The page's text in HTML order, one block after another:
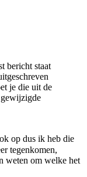
bericht staat
je die uit de
op dus ik heb die
tegenkomen,
weten om welke het